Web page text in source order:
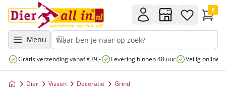
Menu
0
Gratis verzending vanaf €39,- Levering binnen 48 uur Veilig online
Dier Vissen Decoratie Grind